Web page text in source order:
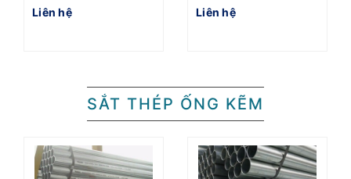
Liên hệ
Liên hệ
SẮT THÉP ỐNG KẼM